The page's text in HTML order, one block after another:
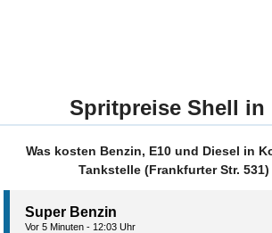
Spritpreise Shell in
Was kosten Benzin, E10 und Diesel in
Tankstelle (Frankfurter Str.
Super Benzin
Vor 5 Minuten - 12:03 Uhr